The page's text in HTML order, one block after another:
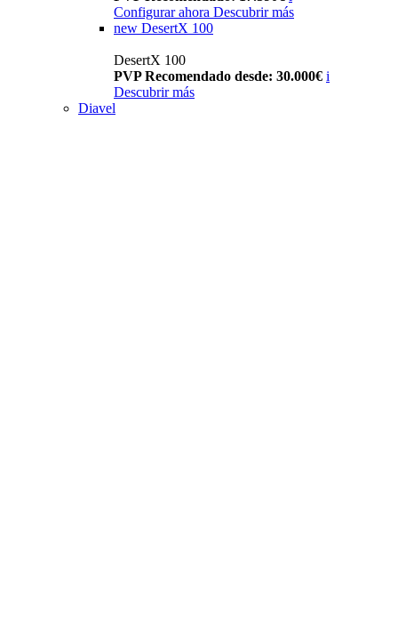
Configurar ahora Descubrir más
new DesertX 100
DesertX 100
PVP Recomendado desde: 30.000€ i
Descubrir más
Diavel